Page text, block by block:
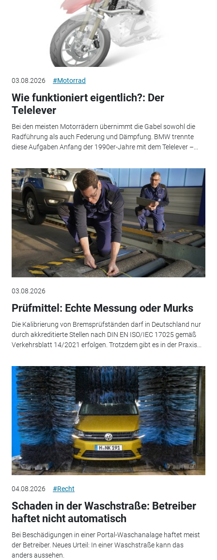
03.08.2026 #Motorrad
Wie funktioniert eigentlich?: Der
Telelever
Bei den meisten Motorrädern übernimmt die Gabel sowohl die
Radführung als auch Federung und Dämpfung. BMW trennte
diese Aufgaben Anfang der 1990er-Jahre mit dem Telelever –...
03.08.2026
Prüfmittel: Echte Messung oder Murks
Die Kalibrierung von Bremsprüfständen darf in Deutschland nur
durch akkreditierte Stellen nach DIN EN ISO/IEC 17025 gemäß
Verkehrsblatt 14/2021 erfolgen. Trotzdem gibt es in der Praxis...
04.08.2026 #Recht
Schaden in der Waschstraße: Betreiber
haftet nicht automatisch
Bei Beschädigungen in einer Portal-Waschanalage haftet meist
der Betreiber. Neues Urteil: In einer Waschstraße kann das
anders aussehen.